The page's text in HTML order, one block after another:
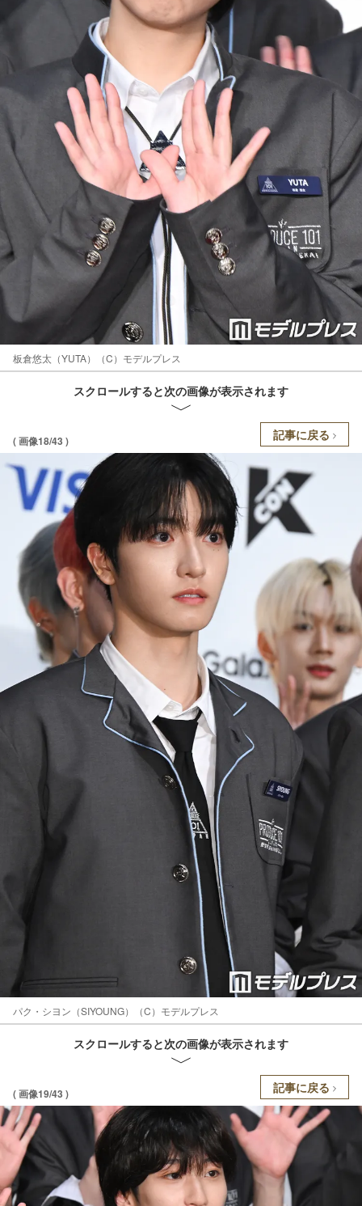
板倉悠太（YUTA）（C）モデルプレス
スクロールすると次の画像が表示されます
( 画像18/43 ) 記事に戻る
パク・シヨン（SIYOUNG）（C）モデルプレス
スクロールすると次の画像が表示されます
( 画像19/43 ) 記事に戻る